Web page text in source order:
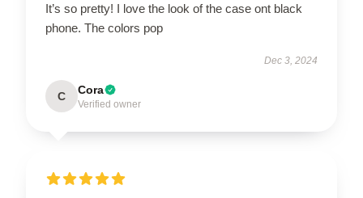
It’s so pretty! I love the look of the case ont black
phone. The colors pop
Dec 3, 2024
C Cora
Verified owner